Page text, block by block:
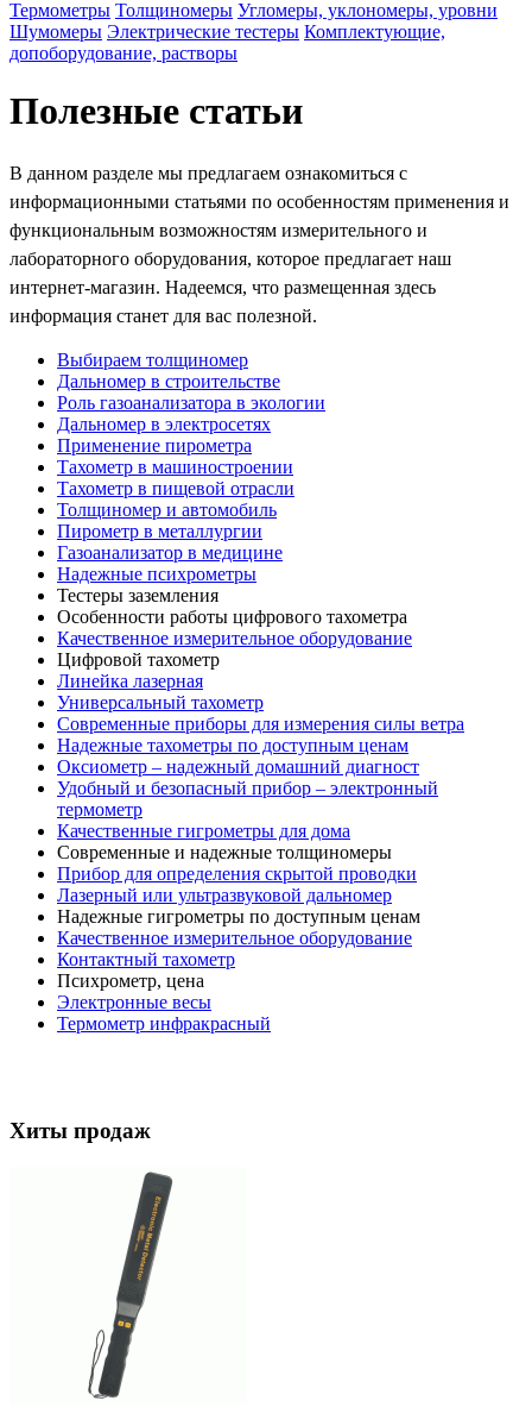
Термометры Толщиномеры Угломеры, уклономеры, уровни
Шумомеры Электрические тестеры Комплектующие,
допоборудование, растворы
Полезные статьи
В данном разделе мы предлагаем ознакомиться с
информационными статьями по особенностям применения и
функциональным возможностям измерительного и
лабораторного оборудования, которое предлагает наш
интернет-магазин. Надеемся, что размещенная здесь
информация станет для вас полезной.
Выбираем толщиномер
Дальномер в строительстве
Роль газоанализатора в экологии
Дальномер в электросетях
Применение пирометра
Тахометр в машиностроении
Тахометр в пищевой отрасли
Толщиномер и автомобиль
Пирометр в металлургии
Газоанализатор в медицине
Надежные психрометры
Тестеры заземления
Особенности работы цифрового тахометра
Качественное измерительное оборудование
Цифровой тахометр
Линейка лазерная
Универсальный тахометр
Современные приборы для измерения силы ветра
Надежные тахометры по доступным ценам
Оксиометр – надежный домашний диагност
Удобный и безопасный прибор – электронный
термометр
Качественные гигрометры для дома
Современные и надежные толщиномеры
Прибор для определения скрытой проводки
Лазерный или ультразвуковой дальномер
Надежные гигрометры по доступным ценам
Качественное измерительное оборудование
Контактный тахометр
Психрометр, цена
Электронные весы
Термометр инфракрасный
Хиты продаж